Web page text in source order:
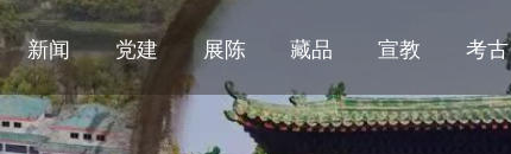
新闻 党建 展陈 藏品 宣教 考古